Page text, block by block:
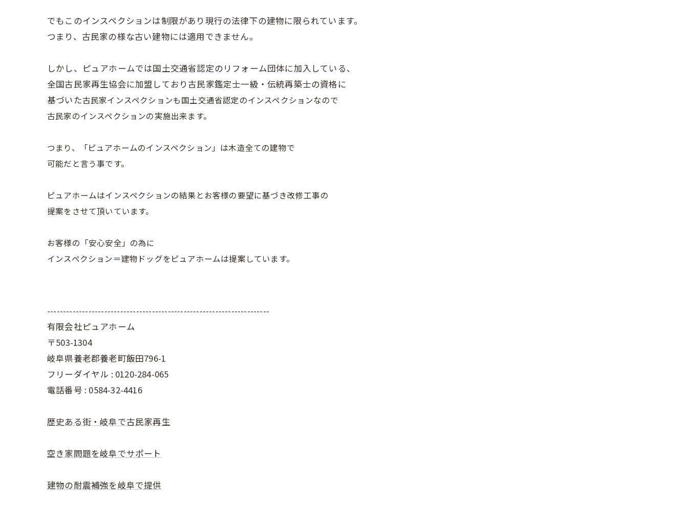
でもこのインスペクションは制限があり現行の法律下の建物に限られています。
つまり、古民家の様な古い建物には適用できません。
しかし、ピュアホームでは国土交通省認定のリフォーム団体に加入している、
全国古民家再生協会に加盟しており古民家鑑定士一級・伝統再築士の資格に
基づいた古民家インスペクションも国土交通省認定のインスペクションなので
古民家のインスペクションの実施出来ます。
つまり、「ピュアホームのインスペクション」は木造全ての建物で
可能だと言う事です。
ピュアホームはインスペクションの結果とお客様の要望に基づき改修工事の
提案をさせて頂いています。
お客様の「安心安全」の為に
インスペクション＝建物ドッグをピュアホームは提案しています。
----------------------------------------------------------------------
有限会社ピュアホーム
〒503-1304
岐阜県養老郡養老町飯田796-1
フリーダイヤル : 0120-284-065
電話番号 : 0584-32-4416
歴史ある街・岐阜で古民家再生
空き家問題を岐阜でサポート
建物の耐震補強を岐阜で提供